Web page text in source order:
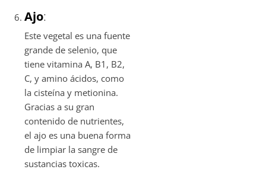
Ajo:
Este vegetal es una fuente
grande de selenio, que
tiene vitamina A, B1, B2,
C, y amino ácidos, como
la cisteína y metionina.
Gracias a su gran
contenido de nutrientes,
el ajo es una buena forma
de limpiar la sangre de
sustancias toxicas.